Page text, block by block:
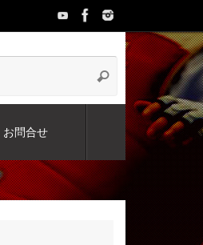
検
索:
検
お問合せ